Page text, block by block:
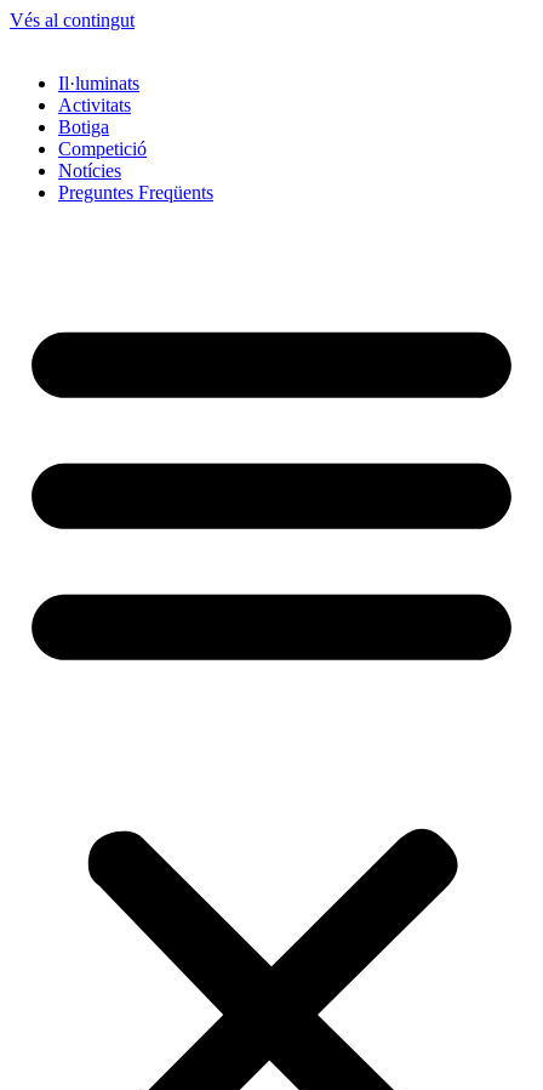
Vés al contingut
Il·luminats
Activitats
Botiga
Competició
Notícies
Preguntes Freqüents